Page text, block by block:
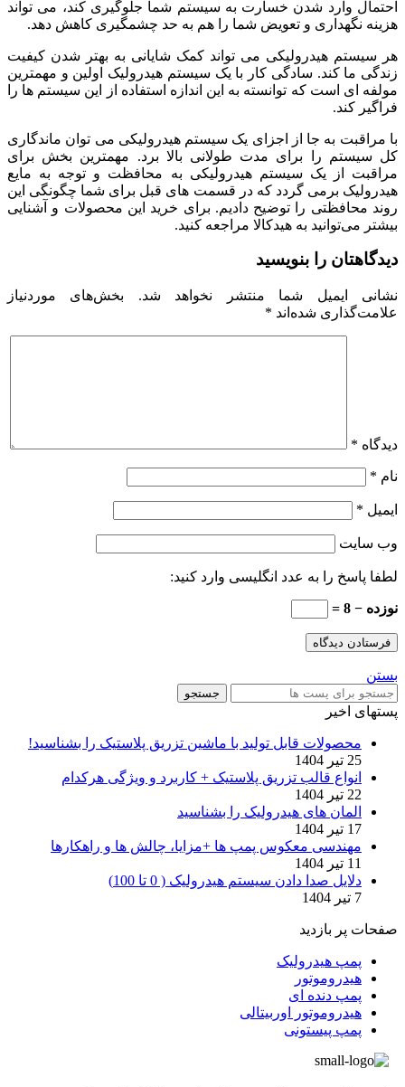
احتمال وارد شدن خسارت به سیستم شما جلوگیری کند، می تواند
هزینه نگهداری و تعویض شما را هم به حد چشمگیری کاهش دهد.
هر سیستم هیدرولیکی می تواند کمک شایانی به بهتر شدن کیفیت
زندگی ما کند. سادگی کار با یک سیستم هیدرولیک اولین و مهمترین
مولفه ای است که توانسته به این اندازه استفاده از این سیستم ها را
فراگیر کند.
با مراقبت به جا از اجزای یک سیستم هیدرولیکی می توان ماندگاری
کل سیستم را برای مدت طولانی بالا برد. مهمترین بخش برای
مراقبت از یک سیستم هیدرولیکی به محافظت و توجه به مایع
هیدرولیک برمی گردد که در قسمت های قبل برای شما چگونگی این
روند محافظتی را توضیح دادیم. برای خرید این محصولات و آشنایی
بیشتر می‌توانید به هیدکالا مراجعه کنید.
دیدگاهتان را بنویسید
نشانی ایمیل شما منتشر نخواهد شد.
بخش‌های موردنیاز
علامت‌گذاری شده‌اند *
دیدگاه *
نام *
ایمیل *
وب‌ سایت
لطفا پاسخ را به عدد انگلیسی وارد کنید:
نوزده − 8 =
بستن
جستجو
پستهای اخیر
محصولات قابل تولید با ماشین تزریق پلاستیک را بشناسید!
25 تیر 1404
انواع قالب تزریق پلاستیک + کاربرد و ویژگی هرکدام
22 تیر 1404
المان های هیدرولیک را بشناسید
17 تیر 1404
مهندسی معکوس پمپ ها +مزایا، چالش ها و راهکارها
11 تیر 1404
دلایل صدا دادن سیستم هیدرولیک ( 0 تا 100)
7 تیر 1404
صفحات پر بازدید
پمپ هیدرولیک
هیدروموتور
پمپ دنده ای
هیدروموتور اوربیتالی
پمپ پیستونی